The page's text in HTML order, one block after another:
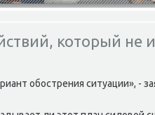
который не
обοстрения ситуации», -